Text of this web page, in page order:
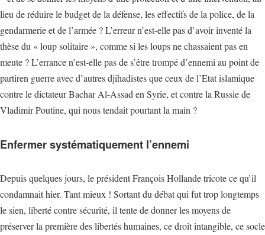
lieu de réduire le budget de la défense, les effectifs de la police, de la
gendarmerie et de l’armée ? L’erreur n’est-elle pas d’avoir inventé la
thèse du « loup solitaire », comme si les loups ne chassaient pas en
meute ? L’errance n’est-elle pas de s’être trompé d’ennemi au point de
partiren guerre avec d’autres djihadistes que ceux de l’Etat islamique
contre le dictateur Bachar Al-Assad en Syrie, et contre la Russie de
Vladimir Poutine, qui nous tendait pourtant la main ?
Enfermer systématiquement l’ennemi
Depuis quelques jours, le président François Hollande tricote ce qu’il
condamnait hier. Tant mieux ! Sortant du débat qui fut trop longtemps
le sien, liberté contre sécurité, il tente de donner les moyens de
préserver la première des libertés humaines, ce droit intangible, ce socle